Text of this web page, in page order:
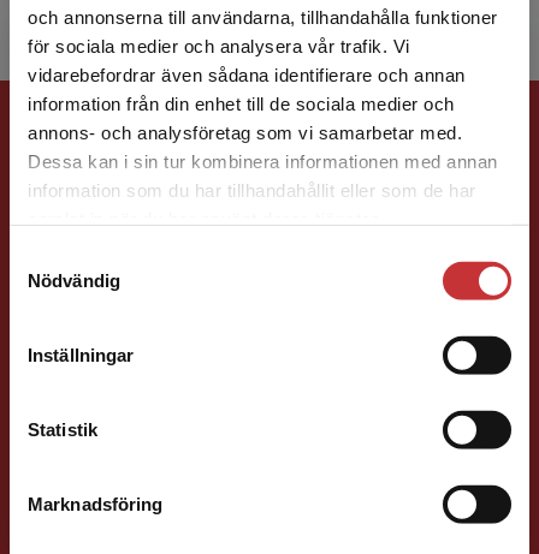
och annonserna till användarna, tillhandahålla funktioner
för sociala medier och analysera vår trafik. Vi
vidarebefordrar även sådana identifierare och annan
information från din enhet till de sociala medier och
annons- och analysföretag som vi samarbetar med.
Dessa kan i sin tur kombinera informationen med annan
information som du har tillhandahållit eller som de har
Nödvändig
Inställningar
Statistik
Marknadsföring
Begränsad fraktregion
Det verkar som att du besöker
studentlitteratur.se via en enhet utanför Sverige.
Vi erbjuder inte leveranser utanför Sverige. För
att kunna slutföra ett köp måste
Förlagskontakt